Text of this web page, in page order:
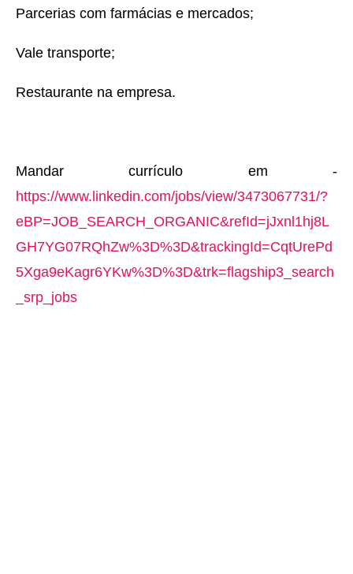
Parcerias com farmácias e mercados;
Vale transporte;
Restaurante na empresa.
Mandar currículo em -
https://www.linkedin.com/jobs/view/3473067731/?
eBP=JOB_SEARCH_ORGANIC&refId=jJxnl1hj8L
GH7YG07RQhZw%3D%3D&trackingId=CqtUrePd
5Xga9eKagr6YKw%3D%3D&trk=flagship3_search
_srp_jobs